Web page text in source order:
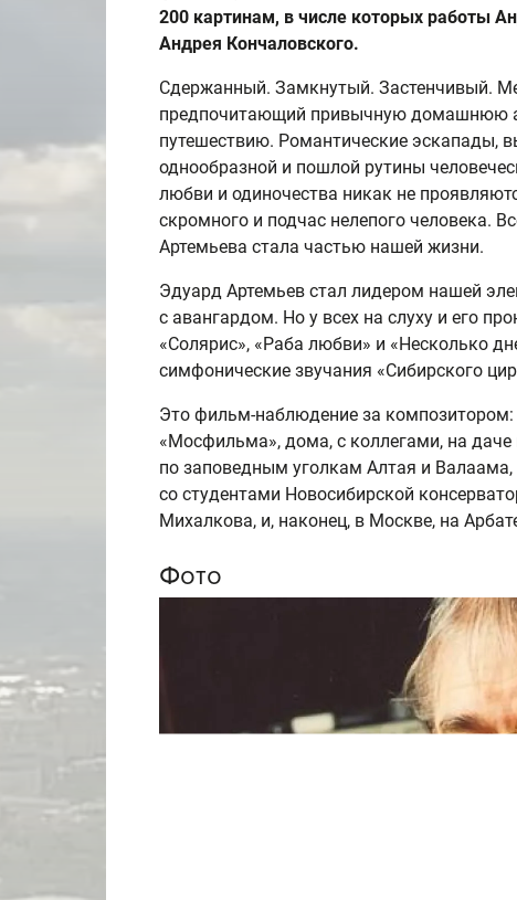
200 картинам, в числе которых работы
Андрея Кончаловского.
Сдержанный. Замкнутый. Застенчивый.
предпочитающий привычную домашнюю
путешествию. Романтические эскапады,
однообразной и пошлой рутины
любви и одиночества никак не
скромного и подчас нелепого человека.
Артемьева стала частью нашей жизни.
Эдуард Артемьев стал лидером нашей
с авангардом. Но у всех на слуху и его
«Солярис», «Раба любви» и «Несколько
симфонические звучания «Сибирского
Это фильм-наблюдение за композитором:
«Мосфильма», дома, с коллегами, на
по заповедным уголкам Алтая и
со студентами Новосибирской
Михалкова, и, наконец, в Москве, на
Фото